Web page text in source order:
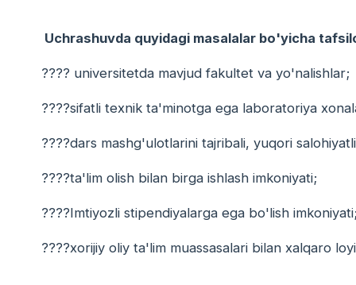
Uchrashuvda quyidagi masalalar bo'yicha
???? universitetda mavjud fakultet va yo'nalishlar;
????sifatli texnik ta'minotga ega laboratoriya
????dars mashg'ulotlarini tajribali, yuqori
????ta'lim olish bilan birga ishlash imkoniyati;
????Imtiyozli stipendiyalarga ega bo'lish imkoniyati;
????xorijiy oliy ta'lim muassasalari bilan xalqaro